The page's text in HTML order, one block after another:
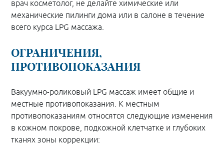
врач косметолог, не делайте химические или
механические пилинги дома или в салоне в течение
всего курса LPG массажа.
ОГРАНИЧЕНИЯ,
ПРОТИВОПОКАЗАНИЯ
Вакуумно-роликовый LPG массаж имеет общие и
местные противопоказания. К местным
противопоказаниям относятся следующие изменения
в кожном покрове, подкожной клетчатке и глубоких
тканях зоны коррекции: